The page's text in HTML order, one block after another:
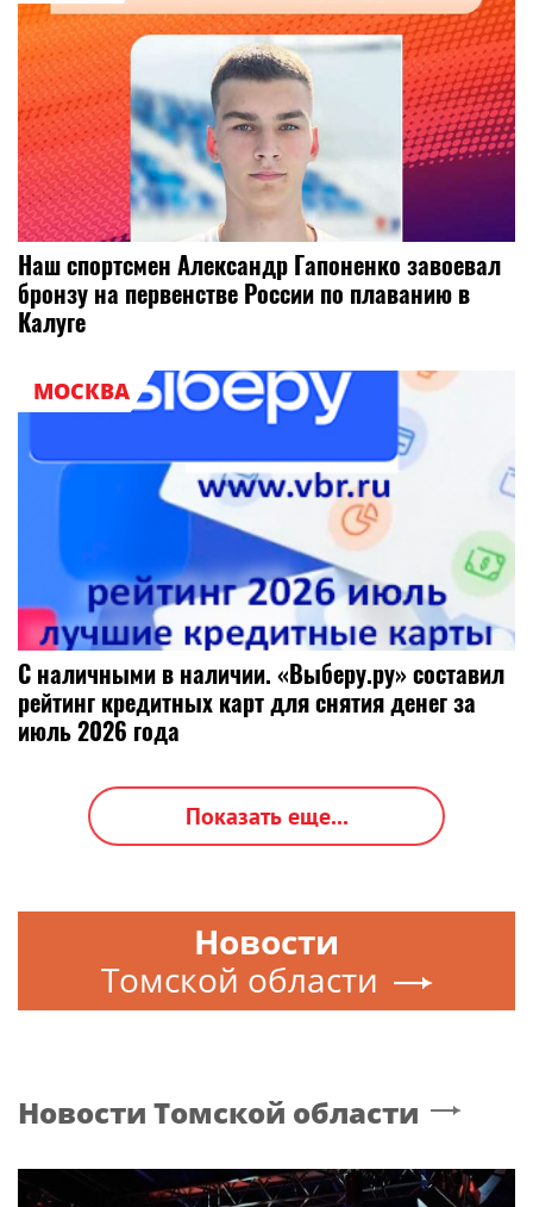
Наш спортсмен Александр Гапоненко завоевал
бронзу на первенстве России по плаванию в
Калуге
МОСКВА
С наличными в наличии. «Выберу.ру» составил
рейтинг кредитных карт для снятия денег за
июль 2026 года
Показать еще...
Новости
Томской области
Новости Томской области